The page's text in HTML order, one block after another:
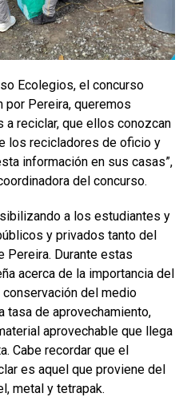
Ecolegios, el concurso
Pereira, queremos
reciclar, que ellos conozcan
los recicladores de oficio y
información en sus casas”,
del concurso.
a los estudiantes y
y privados tanto del
Pereira. Durante estas
acerca de la importancia del
del medio
tasa de aprovechamiento,
aprovechable que llega
Cabe recordar que el
es aquel que proviene del
metal y tetrapak.